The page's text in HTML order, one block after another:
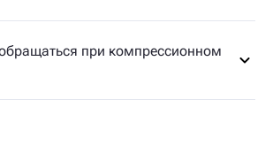
при компрессионном